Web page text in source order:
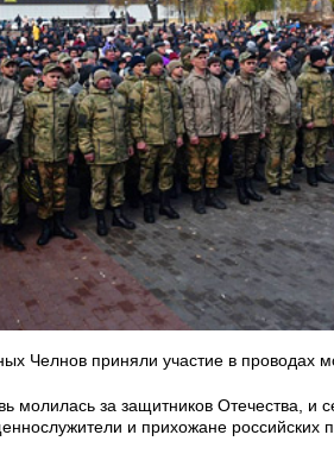
Челнов приняли участие в проводах
молилась за защитников Отечества, и
и прихожане